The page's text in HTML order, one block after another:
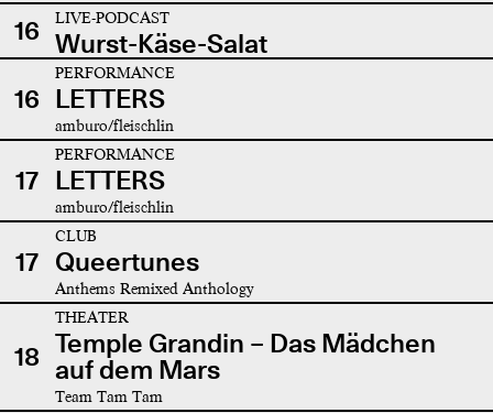
16 LIVE-PODCAST
Wurst-Käse-Salat
16
PERFORMANCE
LETTERS
amburo/fleischlin
17
PERFORMANCE
LETTERS
amburo/fleischlin
17
CLUB
Queertunes
Anthems Remixed Anthology
18
THEATER
Temple Grandin – Das Mädchen
auf dem Mars
Team Tam Tam